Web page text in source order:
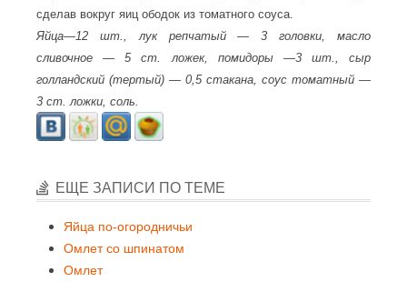
сделав вокруг яиц ободок из томатного соуса.
Яйца—12 шт., лук репчатый — 3 головки, масло
сливочное — 5 ст. ложек, помидоры —3 шт., сыр
голландский (тертый) — 0,5 стакана, соус томатный —
3 ст. ложки, соль.
ЕЩЕ ЗАПИСИ ПО ТЕМЕ
Яйца по-огородничьи
Омлет со шпинатом
Омлет